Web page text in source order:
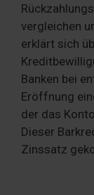
vergleichen
erklärt sich
Banken bei
Eröffnung
der das
Dieser
Zinssatz